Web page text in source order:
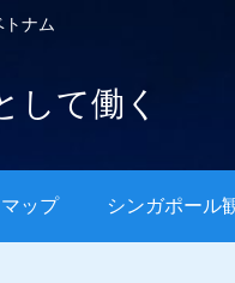
ナム
して働く
ップ シンガポール